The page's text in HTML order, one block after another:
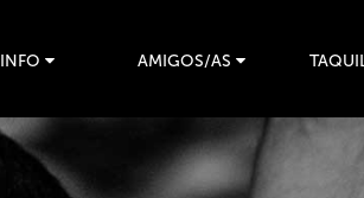
INFO AMIGOS/AS